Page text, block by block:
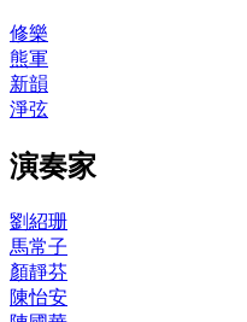
修樂
熊軍
新韻
淨弦
演奏家
劉紹珊
馬常子
顏靜芬
陳怡安